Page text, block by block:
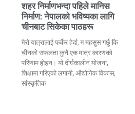
शहर निर्माणभन्दा पहिले मानिस
निर्माण: नेपालको भविष्यका लागि
चीनबाट सिकेका पाठहरू
मेरो यात्रालाई फर्केर हेर्दा, म महसुस गर्छु कि
चीनको सफलता कुनै एक मात्र कारणको
परिणाम होइन। यो दीर्घकालीन योजना,
शिक्षामा गरिएको लगानी, औद्योगिक विकास,
सांस्कृतिक